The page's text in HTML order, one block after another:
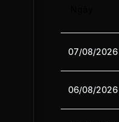
07/08/2026
06/08/2026